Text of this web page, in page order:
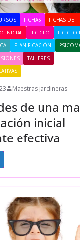
FICHAS
FICHAS DE
INICIAL II CICLO
II CICLO
PLANIFICACIÓN
TALLERES
Maestras jardineras
de una
inicial
efectiva